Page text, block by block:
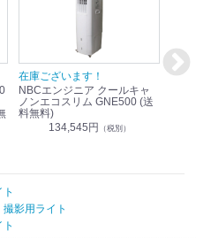
在庫ございます！
NBCエンジニア クールキャ
ノンエコスリム GNE500 (送
料無料)
134,545円 （税別）
即納可
撮影用ライト